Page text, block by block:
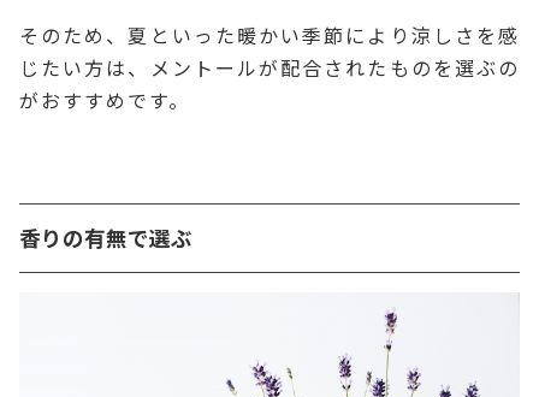
そのため、夏といった暖かい季節により涼しさを感
じたい方は、メントールが配合されたものを選ぶの
がおすすめです。
香りの有無で選ぶ